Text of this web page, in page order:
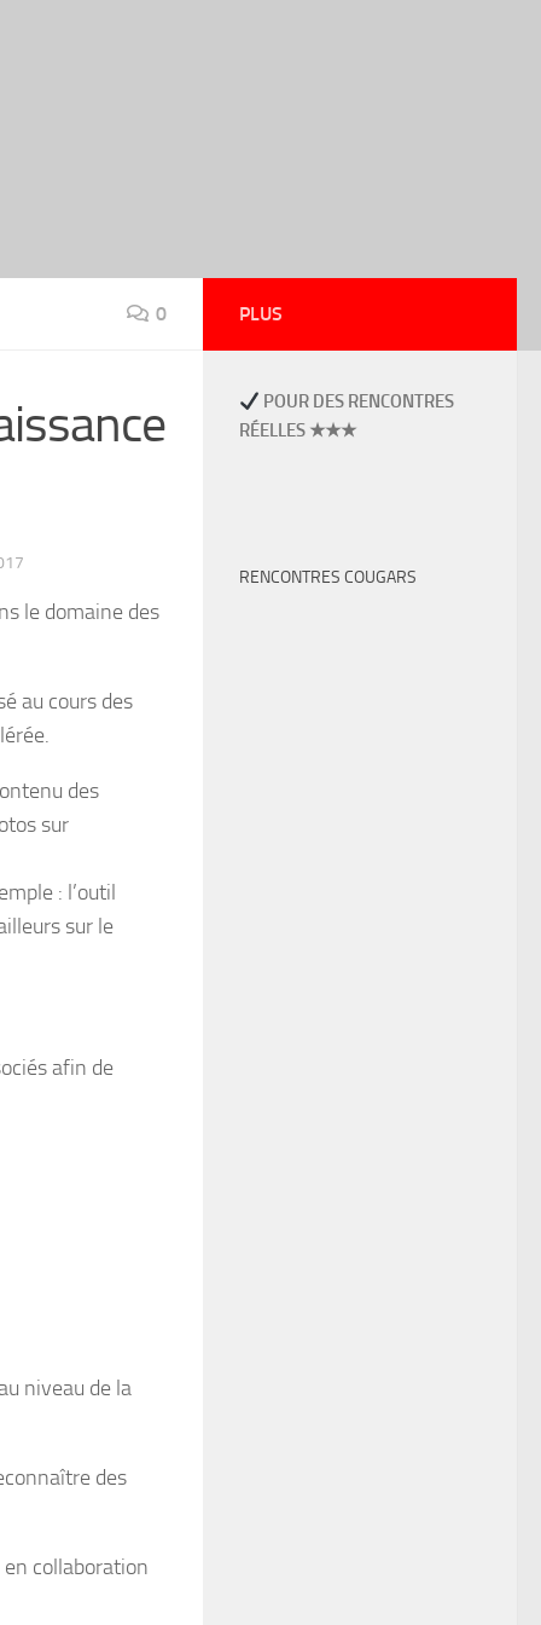
0
le domaine des
au cours des
des
sur
: l’outil
sur le
afin de
niveau de la
des
collaboration
PLUS
POUR DES RENCONTRES
RÉELLES ★★★
RENCONTRES COUGARS